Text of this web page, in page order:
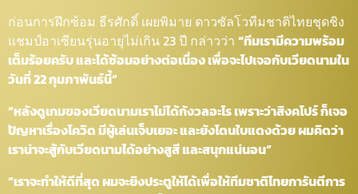
ก่อนการฝึกซ้อม ธีรศักดิ์ เผยพิมาย ดาวซัลโวทีมชาติไทยชุดชิง
แชมป์อาเซียนรุ่นอายุไม่เกิน 23 ปี กล่าวว่า “ทีมเรามีความพร้อม
เต็มร้อยครับ และได้ซ้อมอย่างต่อเนื่อง เพื่อจะไปเจอกับเวียดนามใน
วันที่ 22 กุมภาพันธ์นี้”
“หลังดูเกมของเวียดนามเราไม่ได้กังวลอะไร เพราะว่าสิงคโปร์ ก็เจอ
ปัญหาเรื่องโควิด มีผู้เล่นเจ็บเยอะ และยังโดนใบแดงด้วย ผมคิดว่า
เราน่าจะสู้กับเวียดนามได้อย่างสูสี และสนุกแน่นอน”
“เราจะทำให้ดีที่สุด ผมจะยิงประตูให้ได้เพื่อให้ทีมชาติไทยการันตีการ